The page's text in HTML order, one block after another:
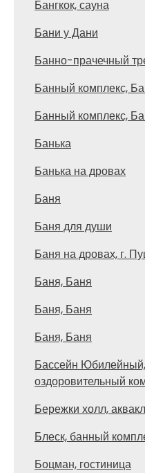
Бангкок, сауна
Бани у Дани
Банно-прачечный
Банный комплекс,
Банный комплекс,
Банька
Банька на дровах
Баня
Баня для души
Баня на дровах, г.
Баня, Баня
Баня, Баня
Баня, Баня
Бассейн
оздоровительный
Бережки холл,
Блеск, банный
Боцман, гостиница